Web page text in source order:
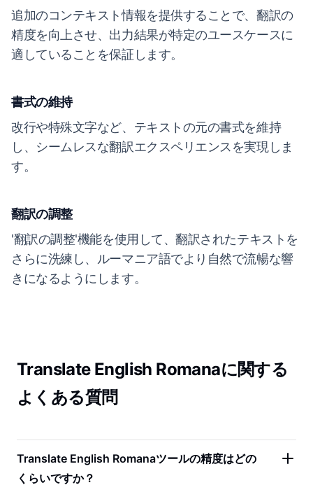
追加のコンテキスト情報を提供することで、翻訳の
精度を向上させ、出力結果が特定のユースケースに
適していることを保証します。
書式の維持
改行や特殊文字など、テキストの元の書式を維持
し、シームレスな翻訳エクスペリエンスを実現しま
す。
翻訳の調整
'翻訳の調整'機能を使用して、翻訳されたテキストを
さらに洗練し、ルーマニア語でより自然で流暢な響
きになるようにします。
Translate English Romanaに関する
よくある質問
Translate English Romanaツールの精度はどの
くらいですか？